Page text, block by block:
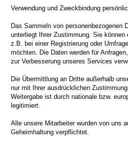
Verwendung und Zweckbindung
Das Sammeln von personenbezogenen
unterliegt Ihrer Zustimmung. Sie können
z.B. bei einer Registrierung oder
möchten. Die Daten werden für
zur Verbesserung unseres Services
Die Übermittlung an Dritte außerhalb
nur mit Ihrer ausdrücklichen
Weitergabe ist durch nationale bzw.
legitimiert.
Alle unsere Mitarbeiter wurden von uns
Geheimhaltung verpflichtet.